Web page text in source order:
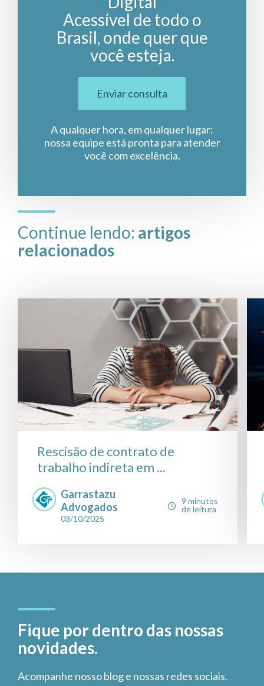
Acessível de todo o
Brasil, onde quer que
você esteja.
Enviar consulta
A qualquer hora, em qualquer lugar:
nossa equipe está pronta para atender
você com excelência.
Continue lendo: artigos
relacionados
Rescisão de contrato de
trabalho indireta em ...
Garrastazu
Advogados
03/10/2025
9 minutos
de leitura
Fique por dentro das nossas
novidades.
Acompanhe nosso blog e nossas redes sociais.